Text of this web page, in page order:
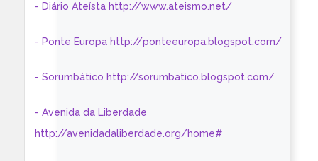
- Diário Ateísta http://www.ateismo.net/
- Ponte Europa http://ponteeuropa.blogspot.com/
- Sorumbático http://sorumbatico.blogspot.com/
- Avenida da Liberdade
http://avenidadaliberdade.org/home#